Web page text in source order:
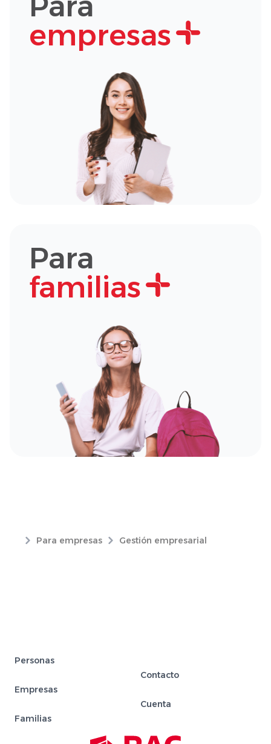
empresas
Para
familias
Para empresas Gestión empresarial
Personas
Empresas
Familias
Contacto
Cuenta